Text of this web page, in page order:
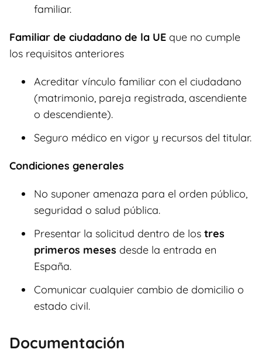
familiar.
Familiar de ciudadano de la UE que no cumple
los requisitos anteriores
Acreditar vínculo familiar con el ciudadano
(matrimonio, pareja registrada, ascendiente
o descendiente).
Seguro médico en vigor y recursos del titular.
Condiciones generales
No suponer amenaza para el orden público,
seguridad o salud pública.
Presentar la solicitud dentro de los tres
primeros meses desde la entrada en
España.
Comunicar cualquier cambio de domicilio o
estado civil.
Documentación